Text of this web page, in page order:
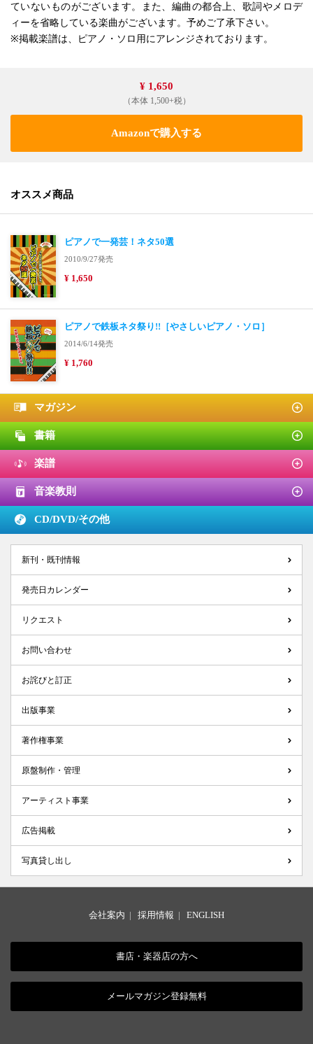
ていないものがございます。また、編曲の都合上、歌詞やメロデ
ィーを省略している楽曲がございます。予めご了承下さい。
※掲載楽譜は、ピアノ・ソロ用にアレンジされております。
¥ 1,650
（本体 1,500+税）
Amazonで購入する
オススメ商品
ピアノで一発芸！ネタ50選
2010/9/27発売
¥ 1,650
ピアノで鉄板ネタ祭り!!［やさしいピアノ・ソロ］
2014/6/14発売
¥ 1,760
マガジン
書籍
楽譜
音楽教則
CD/DVD/その他
新刊・既刊情報
発売日カレンダー
リクエスト
お問い合わせ
お詫びと訂正
出版事業
著作権事業
原盤制作・管理
アーティスト事業
広告掲載
写真貸し出し
会社案内 | 採用情報 | ENGLISH
書店・楽器店の方へ
メールマガジン登録無料